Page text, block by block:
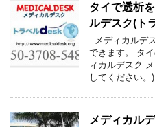
タイで透析
ルデスク(ト
メディカルデ
できます。 タ
ィカルデスク
してください
メディカル